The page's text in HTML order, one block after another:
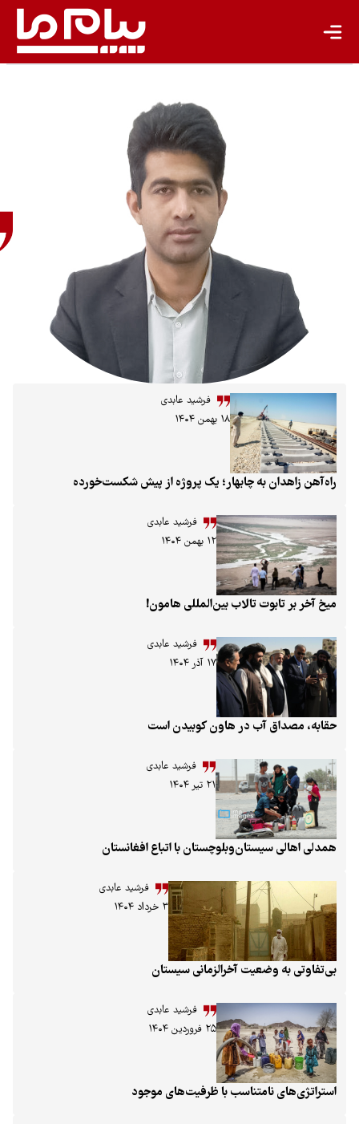
عابدی
روزنامه
فرشید عابدی
۱۸ بهمن ۱۴۰۴
به چابهار؛ یک پروژه از پیش شکست‌خورده
فرشید عابدی
۱۲ بهمن ۱۴۰۴
تالاب بین‌المللی هامون!
فرشید عابدی
۱۷ آذر ۱۴۰۴
آب در هاون کوبیدن است
فرشید عابدی
۲۱ تیر ۱۴۰۴
با اتباع افغانستان
فرشید عابدی
۳ خرداد ۱۴۰۴
وضعیت آخرالزمانی سیستان
فرشید عابدی
۲۵ فروردین ۱۴۰۴
نامتناسب با ظرفیت‌های موجود